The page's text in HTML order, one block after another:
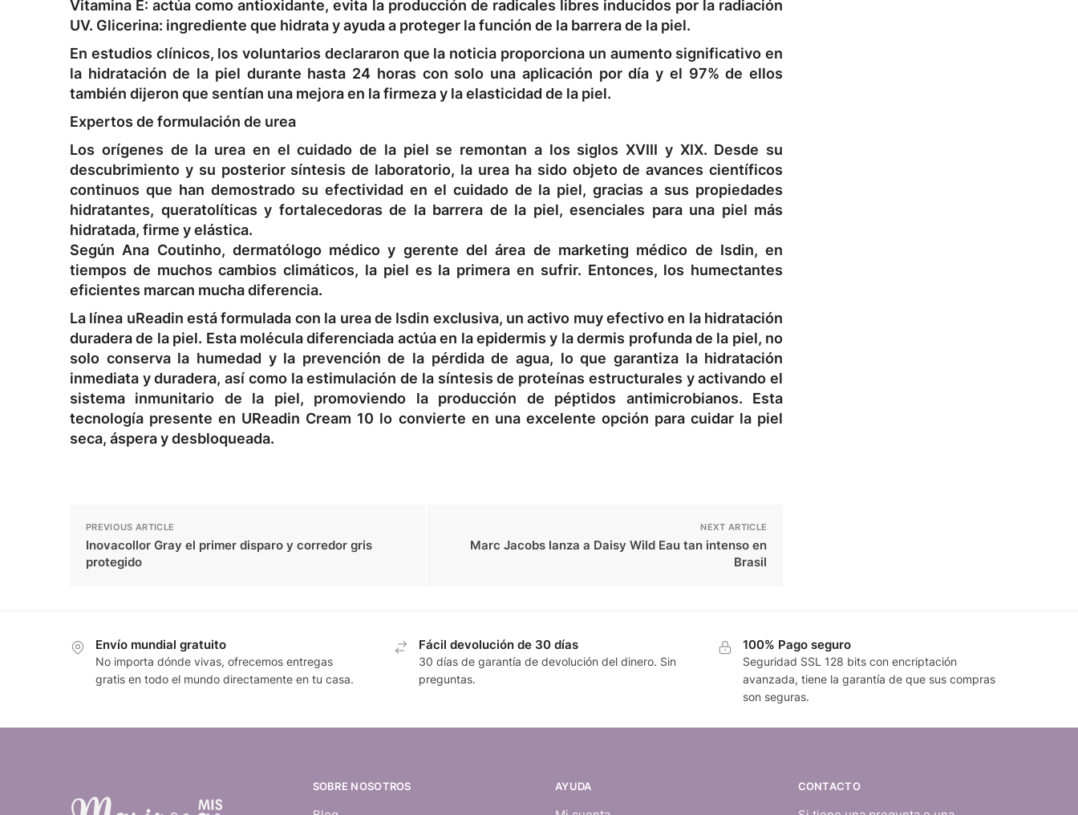
Vitamina E: actúa como antioxidante, evita la producción de radicales libres inducidos por la radiación
UV. Glicerina: ingrediente que hidrata y ayuda a proteger la función de la barrera de la piel.
En estudios clínicos, los voluntarios declararon que la noticia proporciona un aumento significativo en
la hidratación de la piel durante hasta 24 horas con solo una aplicación por día y el 97% de ellos
también dijeron que sentían una mejora en la firmeza y la elasticidad de la piel.
Expertos de formulación de urea
Los orígenes de la urea en el cuidado de la piel se remontan a los siglos XVIII y XIX. Desde su
descubrimiento y su posterior síntesis de laboratorio, la urea ha sido objeto de avances científicos
continuos que han demostrado su efectividad en el cuidado de la piel, gracias a sus propiedades
hidratantes, queratolíticas y fortalecedoras de la barrera de la piel, esenciales para una piel más
hidratada, firme y elástica.
Según Ana Coutinho, dermatólogo médico y gerente del área de marketing médico de Isdin, en
tiempos de muchos cambios climáticos, la piel es la primera en sufrir. Entonces, los humectantes
eficientes marcan mucha diferencia.
La línea uReadin está formulada con la urea de Isdin exclusiva, un activo muy efectivo en la hidratación
duradera de la piel. Esta molécula diferenciada actúa en la epidermis y la dermis profunda de la piel, no
solo conserva la humedad y la prevención de la pérdida de agua, lo que garantiza la hidratación
inmediata y duradera, así como la estimulación de la síntesis de proteínas estructurales y activando el
sistema inmunitario de la piel, promoviendo la producción de péptidos antimicrobianos. Esta
tecnología presente en UReadin Cream 10 lo convierte en una excelente opción para cuidar la piel
seca, áspera y desbloqueada.
PREVIOUS ARTICLE
Inovacollor Gray el primer disparo y corredor gris
protegido
NEXT ARTICLE
Marc Jacobs lanza a Daisy Wild Eau tan intenso en
Brasil
Envío mundial gratuito
No importa dónde vivas, ofrecemos entregas
gratis en todo el mundo directamente en tu casa.
Fácil devolución de 30 días
30 días de garantía de devolución del dinero. Sin
preguntas.
100% Pago seguro
Seguridad SSL 128 bits con encriptación
avanzada, tiene la garantía de que sus compras
son seguras.
SOBRE NOSOTROS AYUDA CONTACTO